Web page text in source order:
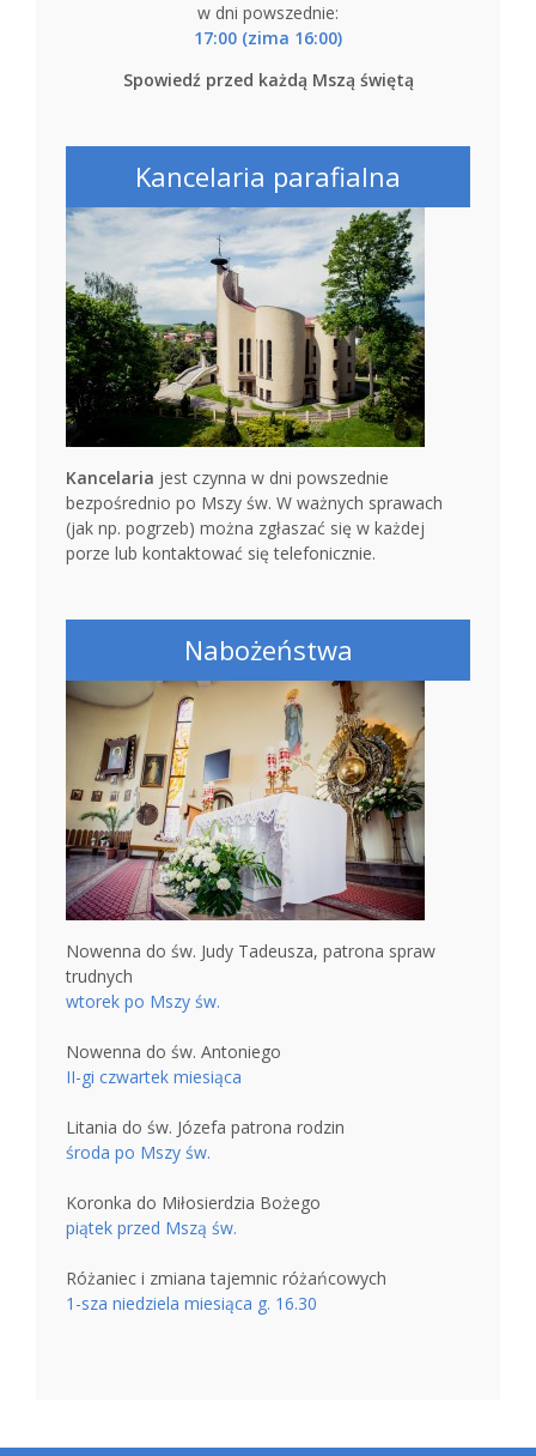
w dni powszednie:
17:00 (zima 16:00)
Spowiedź przed każdą Mszą świętą
Kancelaria parafialna
Kancelaria jest czynna w dni powszednie
bezpośrednio po Mszy św. W ważnych sprawach
(jak np. pogrzeb) można zgłaszać się w każdej
porze lub kontaktować się telefonicznie.
Nabożeństwa
Nowenna do św. Judy Tadeusza, patrona spraw
trudnych
wtorek po Mszy św.
Nowenna do św. Antoniego
II-gi czwartek miesiąca
Litania do św. Józefa patrona rodzin
środa po Mszy św.
Koronka do Miłosierdzia Bożego
piątek przed Mszą św.
Różaniec i zmiana tajemnic różańcowych
1-sza niedziela miesiąca g. 16.30